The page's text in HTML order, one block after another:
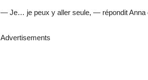
— Je… je peux y aller seule, — répondit Anna
Advertisements